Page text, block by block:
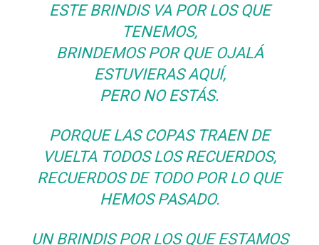
ESTE BRINDIS VA POR LOS QUE
TENEMOS,
BRINDEMOS POR QUE OJALÁ
ESTUVIERAS AQUÍ,
PERO NO ESTÁS.
PORQUE LAS COPAS TRAEN DE
VUELTA TODOS LOS RECUERDOS,
RECUERDOS DE TODO POR LO QUE
HEMOS PASADO.
UN BRINDIS POR LOS QUE ESTAMOS